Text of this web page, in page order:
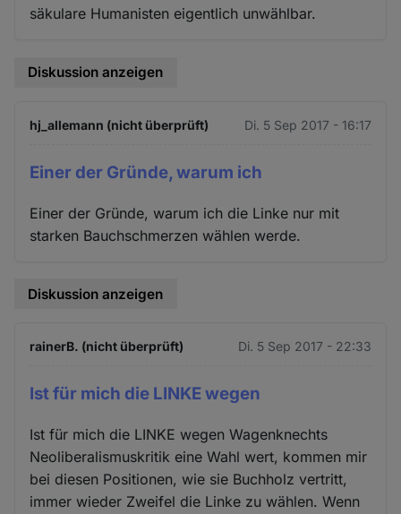
säkulare Humanisten eigentlich unwählbar.
Diskussion anzeigen
hj_allemann (nicht überprüft) Di. 5 Sep 2017 - 16:17
Einer der Gründe, warum ich
Einer der Gründe, warum ich die Linke nur mit
starken Bauchschmerzen wählen werde.
Diskussion anzeigen
rainerB. (nicht überprüft) Di. 5 Sep 2017 - 22:33
Ist für mich die LINKE wegen
Ist für mich die LINKE wegen Wagenknechts
Neoliberalismuskritik eine Wahl wert, kommen mir
bei diesen Positionen, wie sie Buchholz vertritt,
immer wieder Zweifel die Linke zu wählen. Wenn